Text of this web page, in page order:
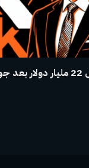
كالشي تصل تقييمها إلى 22